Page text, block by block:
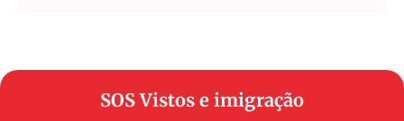
SOS Vistos e imigração